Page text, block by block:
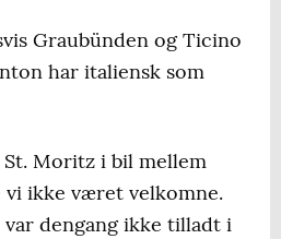
Graubünden og Ticino
har italiensk som
Moritz i bil mellem
vi ikke været velkomne.
dengang ikke tilladt i